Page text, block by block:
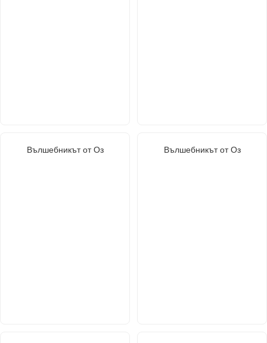
Вълшебникът от Оз Вълшебникът от Оз